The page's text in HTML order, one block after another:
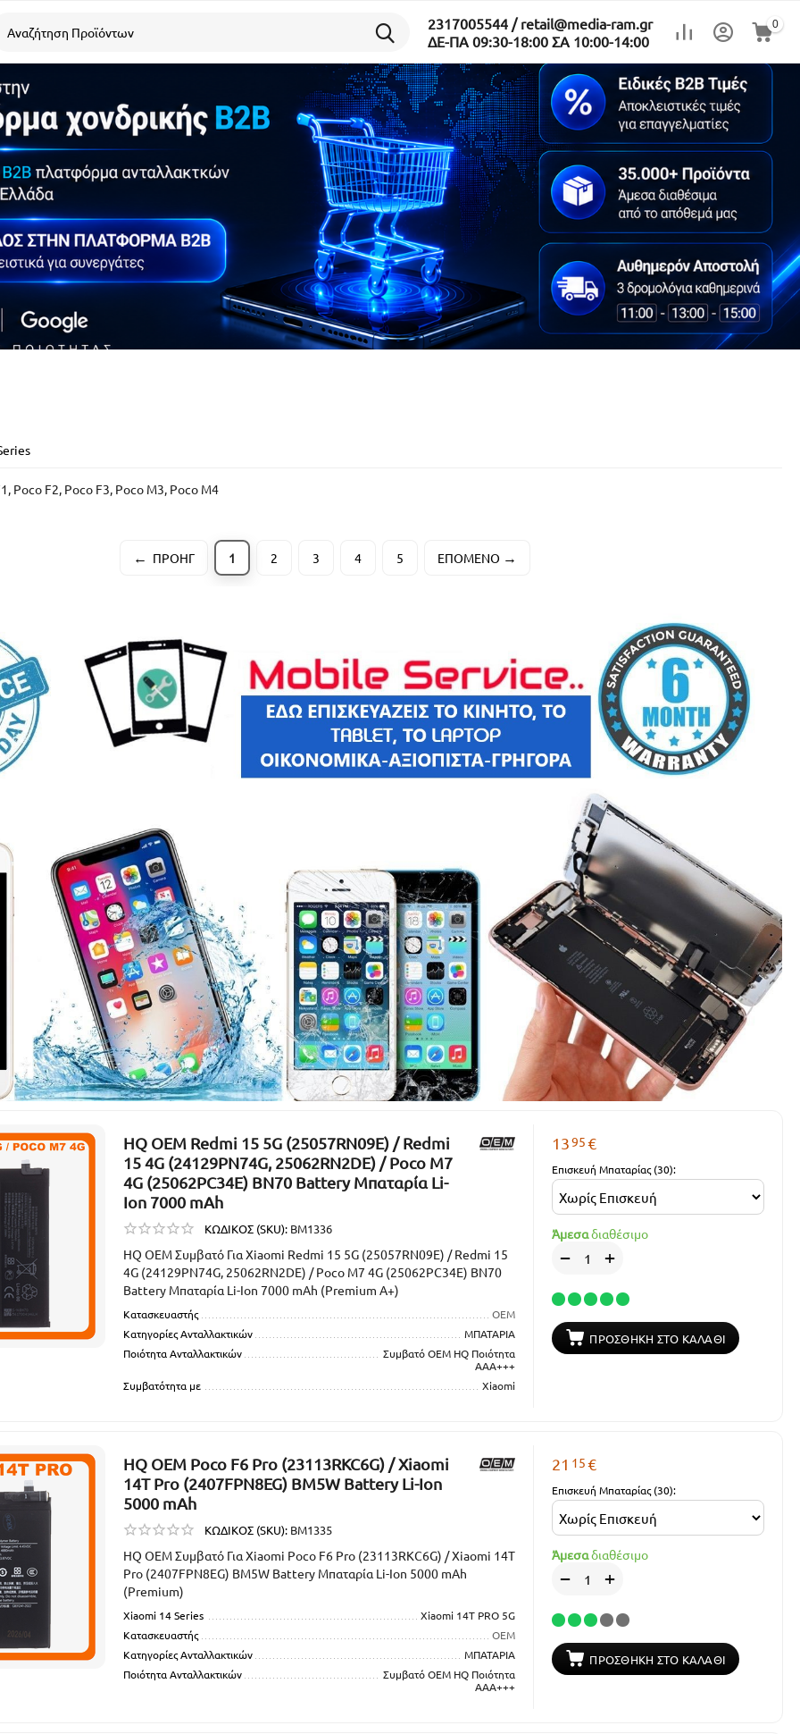
2317005544 / retail@media-ram.gr
ΔΕ-ΠΑ 09:30-18:00 ΣΑ 10:00-14:00
0
Poco F2, Poco F3, Poco M3, Poco M4
ΠΡΟΗΓ 1 2 3 4 5 ΕΠΌΜΕΝΟ
HQ OEM Redmi 15 5G (25057RN09E) / Redmi
15 4G (24129PN74G, 25062RN2DE) / Poco M7
4G (25062PC34E) BN70 Battery Μπαταρία Li-
Ion 7000 mAh
ΚΩΔΙΚΟΣ (SKU): BM1336
HQ OEM Συμβατό Για Xiaomi Redmi 15 5G (25057RN09E) / Redmi 15
4G (24129PN74G, 25062RN2DE) / Poco M7 4G (25062PC34E) BN70
Battery Μπαταρία Li-Ion 7000 mAh (Premium A+)
Κατασκευαστής
OEM
Κατηγορίες Ανταλλακτικών
ΜΠΑΤΑΡΙΑ
Ποιότητα Ανταλλακτικών
Συμβατό OEM HQ Ποιότητα
ΑΑΑ+++
Συμβατότητα με
Xiaomi
1395€
Επισκευή Μπαταρίας (30):
Άμεσαδιαθέσιμο
+
−
ΠΡΟΣΘΉΚΗ ΣΤΟ ΚΑΛΆΘΙ
HQ OEM Poco F6 Pro (23113RKC6G) / Xiaomi
14T Pro (2407FPN8EG) BM5W Battery Li-Ion
5000 mAh
ΚΩΔΙΚΟΣ (SKU): BM1335
HQ OEM Συμβατό Για Xiaomi Poco F6 Pro (23113RKC6G) / Xiaomi 14T
Pro (2407FPN8EG) BM5W Battery Μπαταρία Li-Ion 5000 mAh
(Premium)
Xiaomi 14 Series
Xiaomi 14T PRO 5G
Κατασκευαστής
OEM
Κατηγορίες Ανταλλακτικών
ΜΠΑΤΑΡΙΑ
Ποιότητα Ανταλλακτικών
Συμβατό OEM HQ Ποιότητα
ΑΑΑ+++
21 15€
Επισκευή Μπαταρίας (30):
Άμεσαδιαθέσιμο
+
−
ΠΡΟΣΘΉΚΗ ΣΤΟ ΚΑΛΆΘΙ